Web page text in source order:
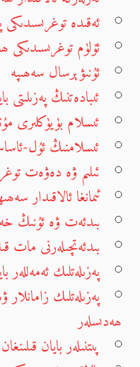
ئەقىدە توغرىسىدىكى
ئۆلۈم توغرىسىدىكى
ئۇنىۋېرسال سەھىپە
ئىبادەتنىڭ پەزىلىتى
ئىسلام بۈيۈكلىرى
ئىسلامنىڭ ئۇل-
ئىلىم ۋە دەۋەت
ئىمانغا ئالاقىدار
بىدئەت ۋە ئۇنىڭ
بىدئەتچىلەرنى مات
پەزىلەتلىك ئەمەللەر
پەزىلەتلىك زامانلار
ھەدىسلەر
پىتنىلەر بايان